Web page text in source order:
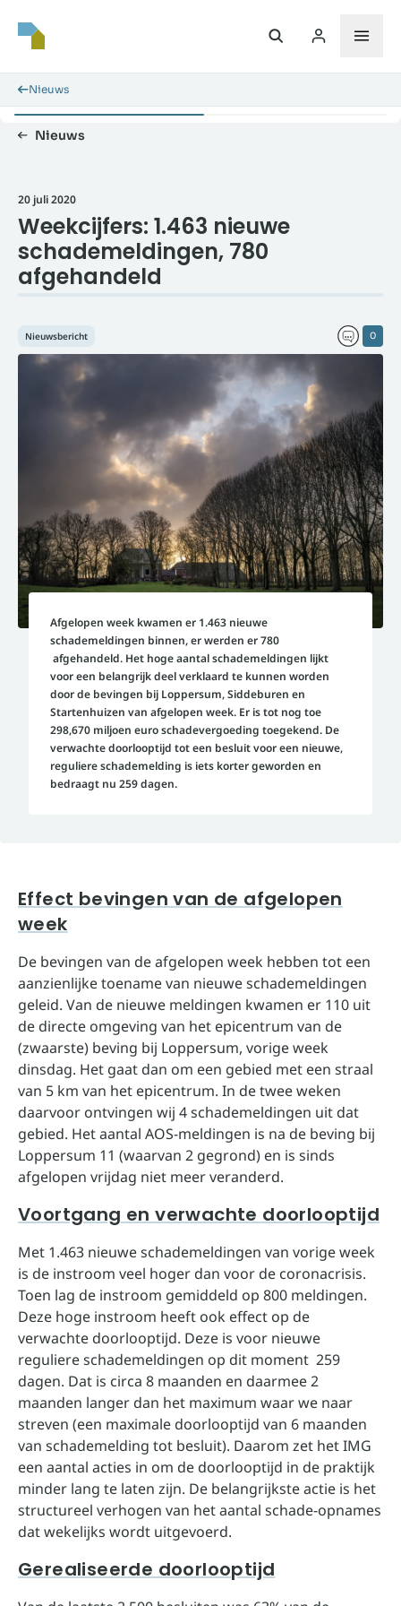
Nieuws
Nieuws
20 juli 2020
Weekcijfers: 1.463 nieuwe
schademeldingen, 780
afgehandeld
0
Nieuwsbericht
Afgelopen week kwamen er 1.463 nieuwe
schademeldingen binnen, er werden er 780
afgehandeld. Het hoge aantal schademeldingen lijkt
voor een belangrijk deel verklaard te kunnen worden
door de bevingen bij Loppersum, Siddeburen en
Startenhuizen van afgelopen week. Er is tot nog toe
298,670 miljoen euro schadevergoeding toegekend. De
verwachte doorlooptijd tot een besluit voor een nieuwe,
reguliere schademelding is iets korter geworden en
bedraagt nu 259 dagen.
Effect bevingen van de afgelopen
week
De bevingen van de afgelopen week hebben tot een
aanzienlijke toename van nieuwe schademeldingen
geleid. Van de nieuwe meldingen kwamen er 110 uit
de directe omgeving van het epicentrum van de
(zwaarste) beving bij Loppersum, vorige week
dinsdag. Het gaat dan om een gebied met een straal
van 5 km van het epicentrum. In de twee weken
daarvoor ontvingen wij 4 schademeldingen uit dat
gebied. Het aantal AOS-meldingen is na de beving bij
Loppersum 11 (waarvan 2 gegrond) en is sinds
afgelopen vrijdag niet meer veranderd.
Voortgang en verwachte doorlooptijd
Met 1.463 nieuwe schademeldingen van vorige week
is de instroom veel hoger dan voor de coronacrisis.
Toen lag de instroom gemiddeld op 800 meldingen.
Deze hoge instroom heeft ook effect op de
verwachte doorlooptijd. Deze is voor nieuwe
reguliere schademeldingen op dit moment 259
dagen. Dat is circa 8 maanden en daarmee 2
maanden langer dan het maximum waar we naar
streven (een maximale doorlooptijd van 6 maanden
van schademelding tot besluit). Daarom zet het IMG
een aantal acties in om de doorlooptijd in de praktijk
minder lang te laten zijn. De belangrijkste actie is het
structureel verhogen van het aantal schade-opnames
dat wekelijks wordt uitgevoerd.
Gerealiseerde doorlooptijd